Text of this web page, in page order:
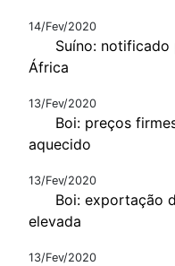
14/Fev/2020
Suíno: notificado
África
13/Fev/2020
Boi: preços
aquecido
13/Fev/2020
Boi: exportação
elevada
13/Fev/2020